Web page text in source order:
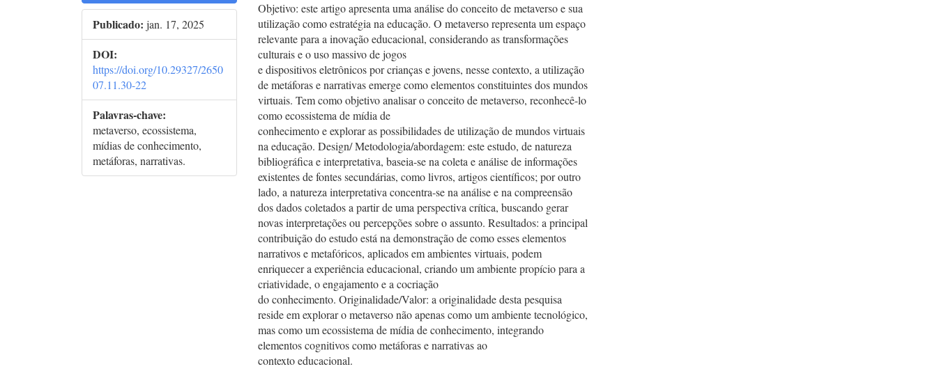
Publicado: jan. 17, 2025
DOI:
https://doi.org/10.29327/2650
07.11.30-22
Palavras-chave:
metaverso, ecossistema,
mídias de conhecimento,
metáforas, narrativas.
Objetivo: este artigo apresenta uma análise do conceito de metaverso e sua
utilização como estratégia na educação. O metaverso representa um espaço
relevante para a inovação educacional, considerando as transformações
culturais e o uso massivo de jogos
e dispositivos eletrônicos por crianças e jovens, nesse contexto, a utilização
de metáforas e narrativas emerge como elementos constituintes dos mundos
virtuais. Tem como objetivo analisar o conceito de metaverso, reconhecê-lo
como ecossistema de mídia de
conhecimento e explorar as possibilidades de utilização de mundos virtuais
na educação. Design/ Metodologia/abordagem: este estudo, de natureza
bibliográfica e interpretativa, baseia-se na coleta e análise de informações
existentes de fontes secundárias, como livros, artigos científicos; por outro
lado, a natureza interpretativa concentra-se na análise e na compreensão
dos dados coletados a partir de uma perspectiva crítica, buscando gerar
novas interpretações ou percepções sobre o assunto. Resultados: a principal
contribuição do estudo está na demonstração de como esses elementos
narrativos e metafóricos, aplicados em ambientes virtuais, podem
enriquecer a experiência educacional, criando um ambiente propício para a
criatividade, o engajamento e a cocriação
do conhecimento. Originalidade/Valor: a originalidade desta pesquisa
reside em explorar o metaverso não apenas como um ambiente tecnológico,
mas como um ecossistema de mídia de conhecimento, integrando
elementos cognitivos como metáforas e narrativas ao
contexto educacional.